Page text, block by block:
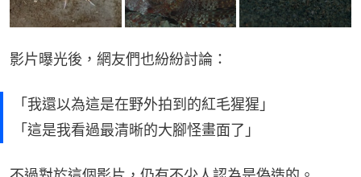
影片曝光後，網友們也紛紛討論：
「我還以為這是在野外拍到的紅毛猩猩」
「這是我看過最清晰的大腳怪畫面了」